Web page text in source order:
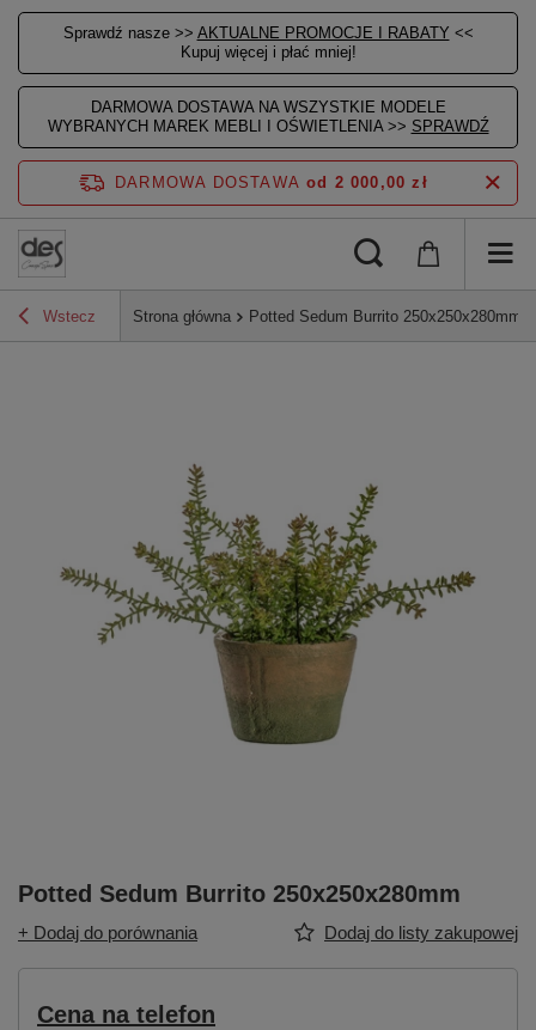
Sprawdź nasze >> AKTUALNE PROMOCJE I RABATY <<
Kupuj więcej i płać mniej!
DARMOWA DOSTAWA NA WSZYSTKIE MODELE
WYBRANYCH MAREK MEBLI I OŚWIETLENIA >> SPRAWDŹ
DARMOWA DOSTAWA od 2 000,00 zł
Wstecz Strona główna Potted Sedum Burrito 250x250x280mm
Potted Sedum Burrito 250x250x280mm
+ Dodaj do porównania Dodaj do listy zakupowej
Cena na telefon